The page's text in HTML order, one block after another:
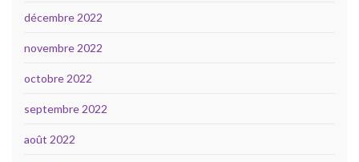
décembre 2022
novembre 2022
octobre 2022
septembre 2022
août 2022